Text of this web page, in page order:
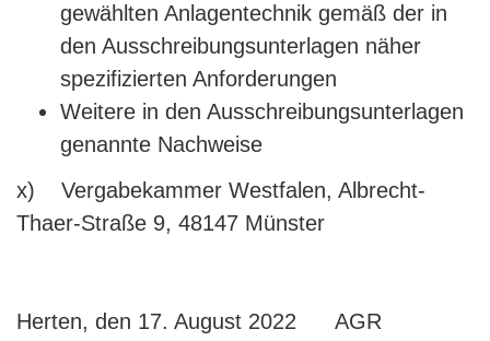
gewählten Anlagentechnik gemäß der in
den Ausschreibungsunterlagen näher
spezifizierten Anforderungen
Weitere in den Ausschreibungsunterlagen
genannte Nachweise
x) Vergabekammer Westfalen, Albrecht-
Thaer-Straße 9, 48147 Münster
Herten, den 17. August 2022 AGR